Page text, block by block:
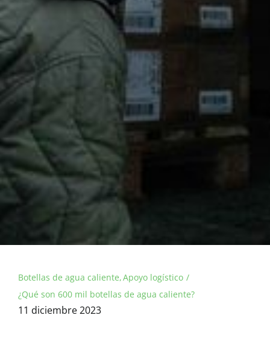
Botellas de agua caliente Apoyo logístico
¿Qué son 600 mil botellas de agua caliente?
11 diciembre 2023